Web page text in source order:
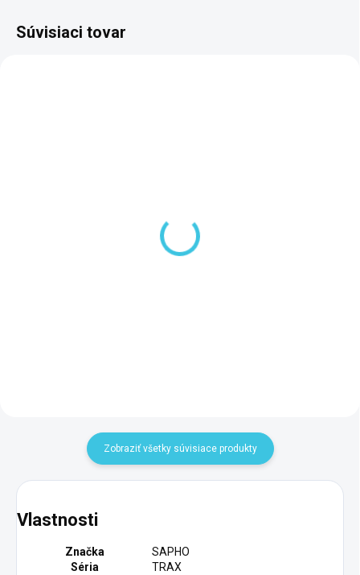
Súvisiaci tovar
Zobraziť všetky súvisiace produkty
Vlastnosti
Značka
SAPHO
Séria
TRAX